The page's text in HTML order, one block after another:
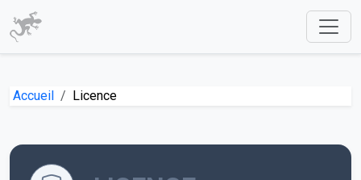
Accueil Licence